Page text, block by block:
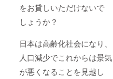
をお貸しいただけないで
しょうか？
日本は高齢化社会になり、
人口減少でこれからは景気
が悪くなることを見越し